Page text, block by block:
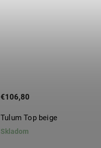
Tulum Top beige
Skladom
€106,80